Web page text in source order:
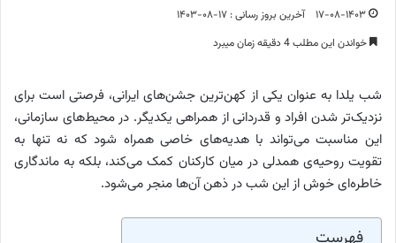
۱۷-۰۸-۱۴۰۳
آخرین بروز رسانی : ۱۷-۰۸-۱۴۰۳
خواندن این مطلب 4 دقیقه زمان میبرد
شب یلدا به عنوان یکی از کهن‌ترین جشن‌های ایرانی، فرصتی است برای
نزدیک‌تر شدن افراد و قدردانی از همراهی یکدیگر. در محیط‌های سازمانی،
این مناسبت می‌تواند با هدیه‌های خاصی همراه شود که نه تنها به
تقویت روحیه‌ی همدلی در میان کارکنان کمک می‌کند، بلکه به ماندگاری
خاطره‌ای خوش از این شب در ذهن آن‌ها منجر می‌شود.